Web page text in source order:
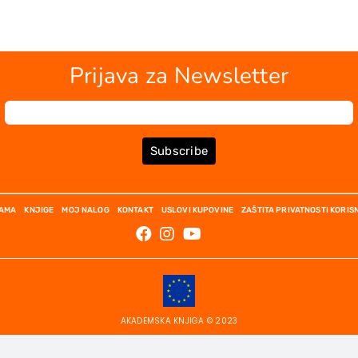
Prijava za Newsletter
Subscribe
KNJIGE MOJ NALOG KONTAKT USLOVI KUPOVINE ZAŠTITA PRIVATNOSTI
AKADEMSKA KNJIGA © 2023